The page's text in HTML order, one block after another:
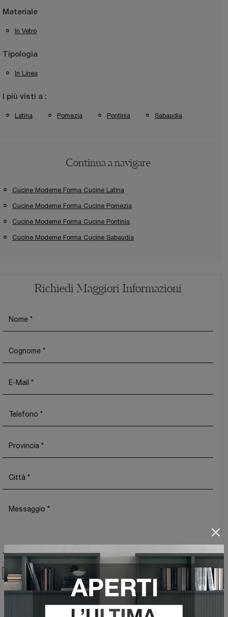
Materiale
In Vetro
Tipologia
In Linea
I più visti a :
Latina Pomezia Pontinia Sabaudia
Continua a navigare
Cucine Moderne Forma Cucine Latina
Cucine Moderne Forma Cucine Pomezia
Cucine Moderne Forma Cucine Pontinia
Cucine Moderne Forma Cucine Sabaudia
Richiedi Maggiori Informazioni
Ho preso visione della
Invia